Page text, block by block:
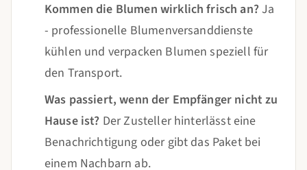
Kommen die Blumen wirklich frisch an?Ja
- professionelle Blumenversanddienste
kühlen und verpacken Blumen speziell für
den Transport.
Was passiert, wenn der Empfänger nicht zu
Hause ist? Der Zusteller hinterlässt eine
Benachrichtigung oder gibt das Paket bei
einem Nachbarn ab.